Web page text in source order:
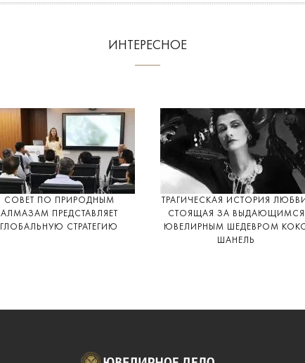
ИНТЕРЕСНОЕ
СОВЕТ ПО ПРИРОДНЫМ
АЛМАЗАМ ПРЕДСТАВЛЯЕТ
ГЛОБАЛЬНУЮ СТРАТЕГИЮ
ТРАГИЧЕСКАЯ ИСТОРИЯ
СТОЯЩАЯ ЗА ВЫДАЮЩИМСЯ
ЮВЕЛИРНЫМ ШЕДЕВРОМ
ШАНЕЛЬ